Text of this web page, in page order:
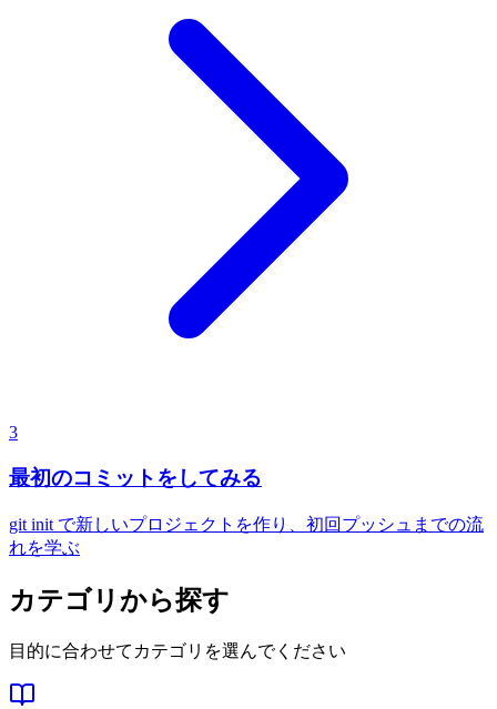
3
最初のコミットをしてみる
git init で新しいプロジェクトを作り、初回プッシュまでの流
れを学ぶ
カテゴリから探す
目的に合わせてカテゴリを選んでください